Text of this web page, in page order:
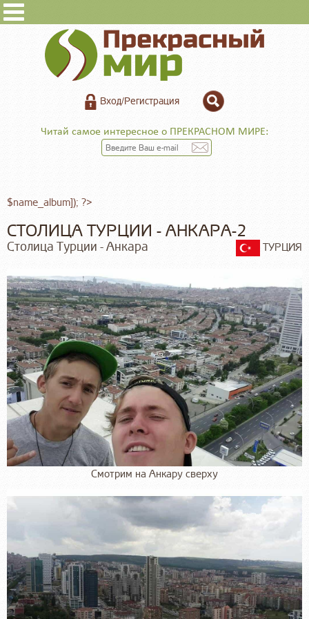
Вход/Регистрация
Читай самое интересное о ПРЕКРАСНОМ МИРЕ:
$name_album]); ?>
СТОЛИЦА ТУРЦИИ - АНКАРА-2
Столица Турции - Анкара ТУРЦИЯ
Смотрим на Анкару сверху